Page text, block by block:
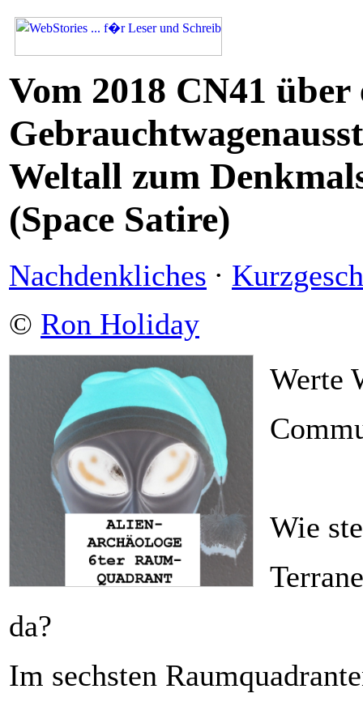
Vom 2018 CN41 über
Weltall zum
(Space Satire)
Nachdenkliches ·
© Ron Holiday
Werte
Wie
da?
Im sechsten